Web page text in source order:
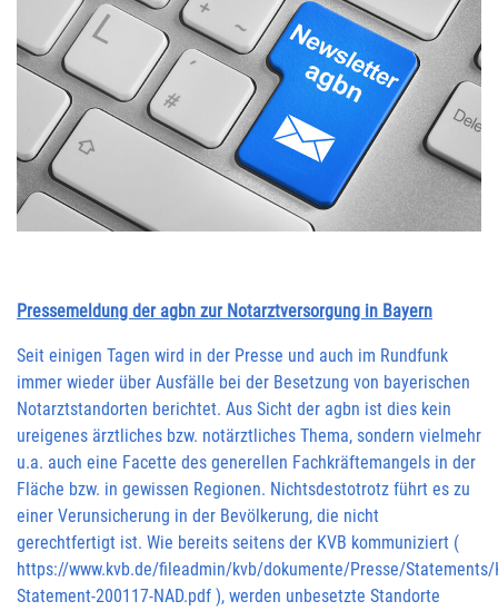
Pressemeldung der agbn zur Notarztversorgung in Bayern
Seit einigen Tagen wird in der Presse und auch im Rundfunk
immer wieder über Ausfälle bei der Besetzung von bayerischen
Notarztstandorten berichtet. Aus Sicht der agbn ist dies kein
ureigenes ärztliches bzw. notärztliches Thema, sondern vielmehr
u.a. auch eine Facette des generellen Fachkräftemangels in der
Fläche bzw. in gewissen Regionen. Nichtsdestotrotz führt es zu
einer Verunsicherung in der Bevölkerung, die nicht
gerechtfertigt ist. Wie bereits seitens der KVB kommuniziert (
https://www.kvb.de/fileadmin/kvb/dokumente/Presse/Statements/
Statement-200117-NAD.pdf ), werden unbesetzte Standorte